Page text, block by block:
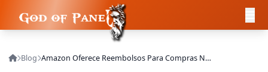
Blog Amazon Oferece Reembolsos Para Compras Não Autorizadas Dentro de Aplicativos Feitas Por Crianças